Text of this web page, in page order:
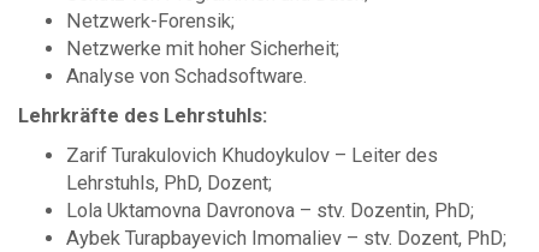
Netzwerk-Forensik;
Netzwerke mit hoher Sicherheit;
Analyse von Schadsoftware.
Lehrkräfte des Lehrstuhls:
Zarif Turakulovich Khudoykulov – Leiter des
Lehrstuhls, PhD, Dozent;
Lola Uktamovna Davronova – stv. Dozentin, PhD;
Aybek Turapbayevich Imomaliev – stv. Dozent, PhD;